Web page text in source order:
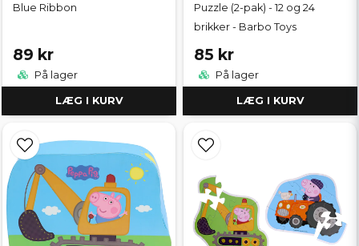
Blue Ribbon
89 kr
På lager
LÆG I KURV
Puzzle (2-pak) - 12 og 24
brikker - Barbo Toys
85 kr
På lager
LÆG I KURV